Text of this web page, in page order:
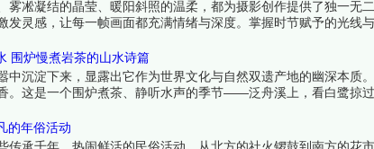
凇凝结的晶莹、暖阳斜照的温柔，都为摄影创作提供了独一无
发灵感，让每一帧画面都充满情绪与深度。掌握时节赋予的光线
细名单吧！
围炉慢煮岩茶的山水诗篇
沉淀下来，显露出它作为世界文化与自然双遗产地的幽深本质
。这是一个围炉煮茶、静听水声的季节——泛舟溪上，看白鹭掠
山的冬季，是一幅用山水、茶香与时光共同勾勒的写意长卷。
的年俗活动